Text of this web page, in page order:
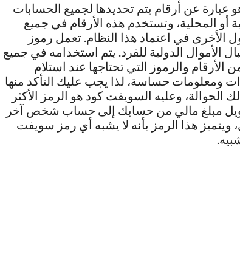
عن أرقام يتم تحديدها لجميع الحسابات
أو المحلية، وتستخدم هذه الأرقام في جميع
الأخرى في اعتماد هذا النظام. تعمل رموز
الدولية للفرد. يتم استخدامه في جميع
والرموز التي تحتاجها عند استلام
ومعلومات حساسة، لذا يجب عليك التأكد منها
وعليه السويفت كود هو الرمز الأكثر
تحويل مبلغ مالي من حسابك إلى حساب شخص آخر
هذا الرمز بأنه لا يشبه أي رمز سويفت